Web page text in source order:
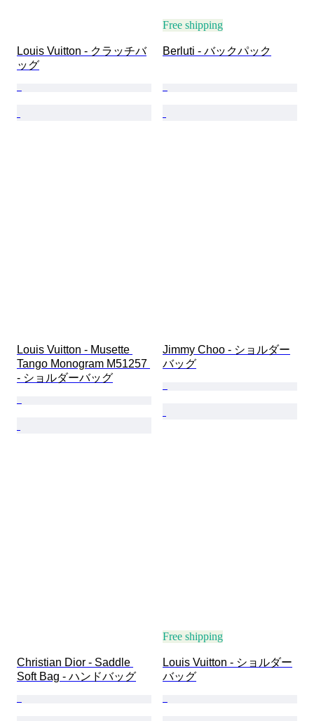
Louis Vuitton - クラッチバ
ッグ
Free shipping
Berluti - バックパック
Louis Vuitton - Musette
Tango Monogram M51257
- ショルダーバッグ
Jimmy Choo - ショルダー
バッグ
Christian Dior - Saddle
Soft Bag - ハンドバッグ
Free shipping
Louis Vuitton - ショルダー
バッグ